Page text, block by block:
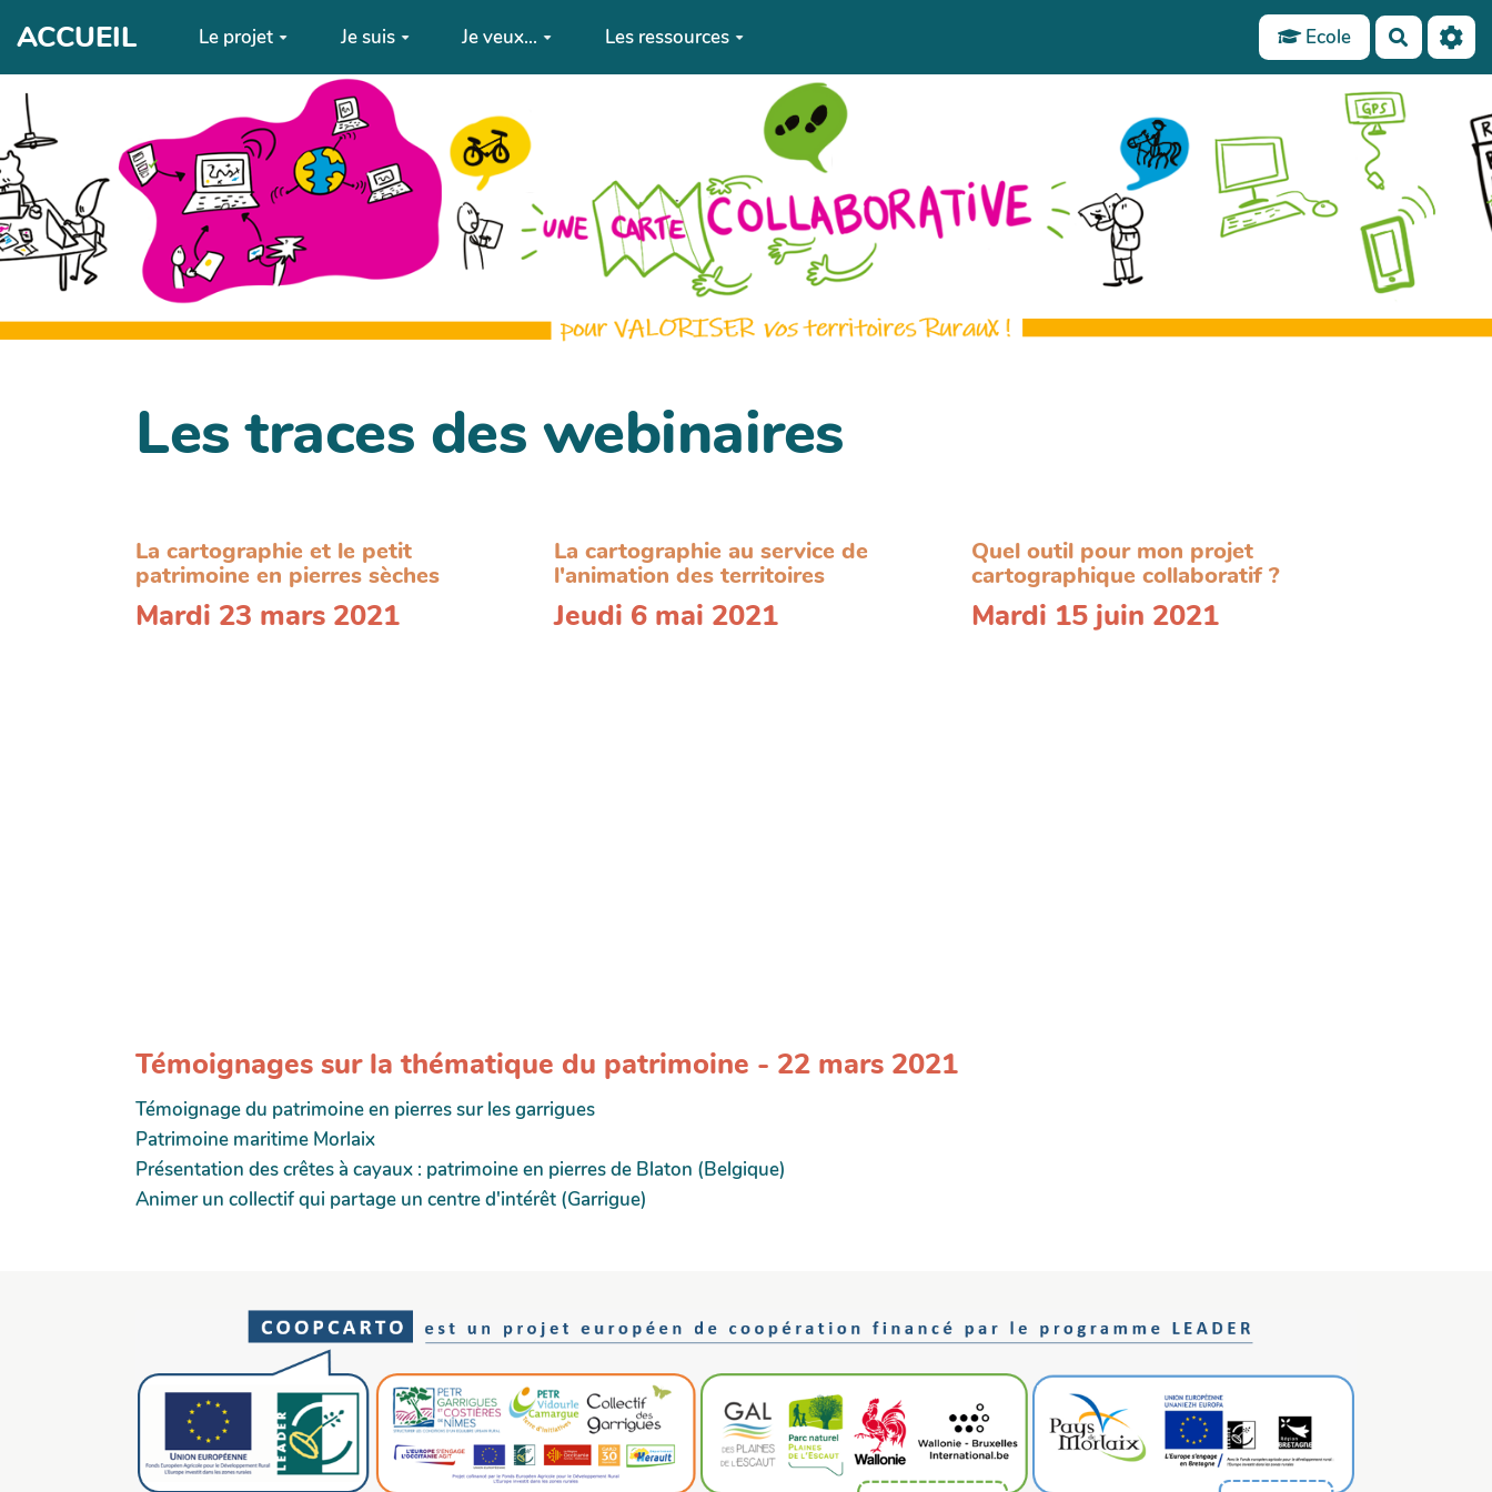
Aller au contenu principal
ACCUEIL Le projet Je suis Je veux... Les ressources Ecole
Les traces des webinaires
La cartographie et le petit
patrimoine en pierres sèches
Mardi 23 mars 2021
La cartographie au service de
l'animation des territoires
Jeudi 6 mai 2021
Quel outil pour mon projet
cartographique collaboratif ?
Mardi 15 juin 2021
Témoignages sur la thématique du patrimoine - 22 mars 2021
Témoignage du patrimoine en pierres sur les garrigues
Patrimoine maritime Morlaix
Présentation des crêtes à cayaux : patrimoine en pierres de Blaton (Belgique)
Animer un collectif qui partage un centre d'intérêt (Garrigue)